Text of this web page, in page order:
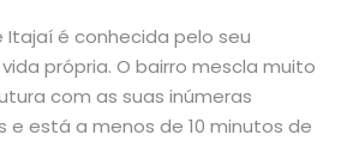
Itajaí é conhecida pelo seu
própria. O bairro mescla muito
com as suas inúmeras
e está a menos de 10 minutos de